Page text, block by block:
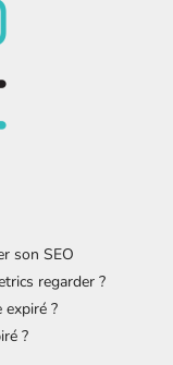
son SEO
regarder ?
?
?